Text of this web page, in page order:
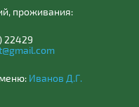
проживания:
22429
Иванов Д.Г.